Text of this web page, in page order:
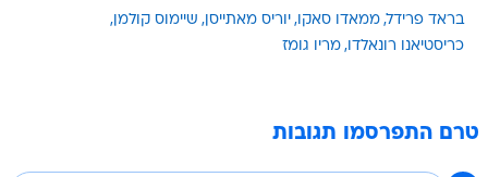
בראד פרידל ממאדו סאקו יוריס מאתייסן שיימוס קולמן
כריסטיאנו רונאלדו מריו גומז
טרם התפרסמו תגובות